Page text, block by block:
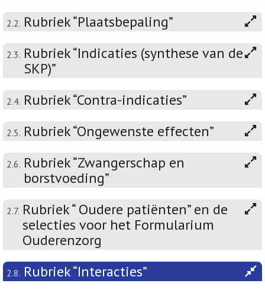
2.2. Rubriek “Plaatsbepaling”
2.3. Rubriek “Indicaties (synthese van de
SKP)”
2.4. Rubriek “Contra-indicaties”
2.5. Rubriek “Ongewenste effecten”
2.6. Rubriek “Zwangerschap en
borstvoeding”
2.7. Rubriek “ Oudere patiënten” en de
selecties voor het Formularium
Ouderenzorg
2.8. Rubriek “Interacties”